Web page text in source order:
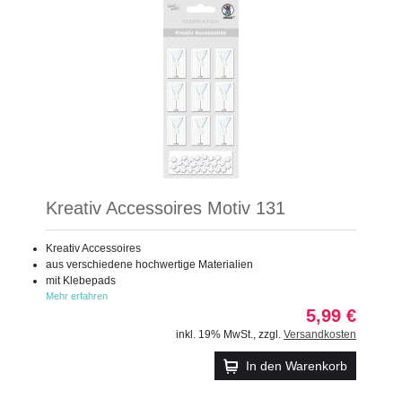
Kreativ Accessoires Motiv 131
Kreativ Accessoires
aus verschiedene hochwertige Materialien
mit Klebepads
Mehr erfahren
5,99 €
inkl. 19% MwSt. zzgl. Versandkosten
In den Warenkorb